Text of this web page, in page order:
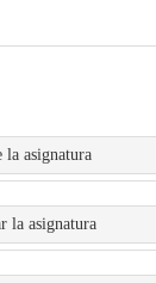
la asignatura
la asignatura